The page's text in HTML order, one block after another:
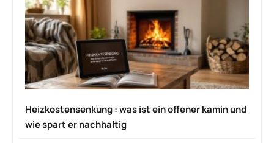
Heizkostensenkung : was ist ein offener kamin und
wie spart er nachhaltig